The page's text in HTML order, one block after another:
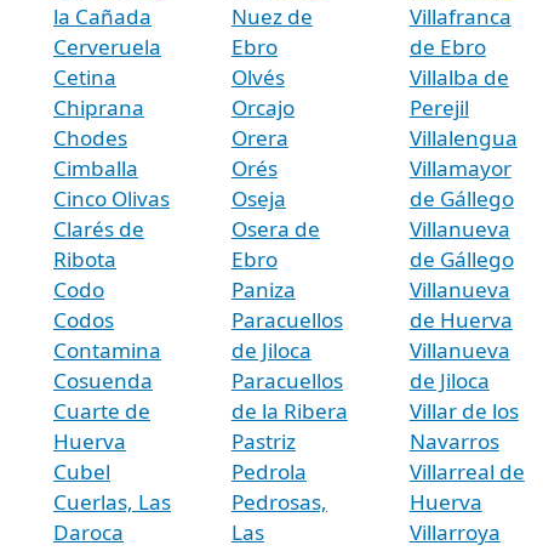
la Cañada
Cerveruela
Cetina
Chiprana
Chodes
Cimballa
Cinco Olivas
Clarés de
Ribota
Codo
Codos
Contamina
Cosuenda
Cuarte de
Huerva
Cubel
Cuerlas, Las
Daroca
Nuez de
Ebro
Olvés
Orcajo
Orera
Orés
Oseja
Osera de
Ebro
Paniza
Paracuellos
de Jiloca
Paracuellos
de la Ribera
Pastriz
Pedrola
Pedrosas,
Las
Villafranca
de Ebro
Villalba de
Perejil
Villalengua
Villamayor
de Gállego
Villanueva
de Gállego
Villanueva
de Huerva
Villanueva
de Jiloca
Villar de los
Navarros
Villarreal de
Huerva
Villarroya